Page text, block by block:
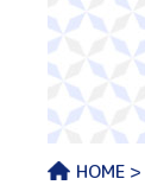
HOME